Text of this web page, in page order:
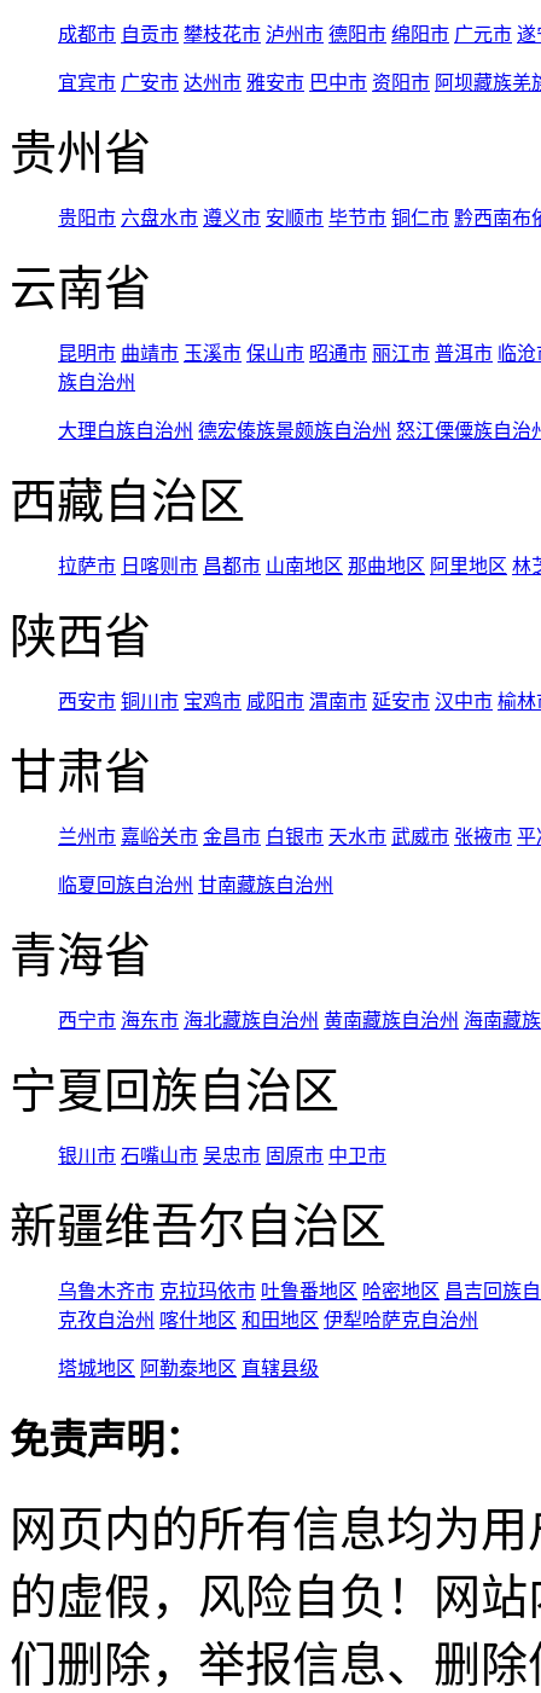
成都市 自贡市 攀枝花市 泸州市 德阳市 绵阳市 广元市 遂
宜宾市 广安市 达州市 雅安市 巴中市 资阳市 阿坝藏族羌
贵州省
贵阳市 六盘水市 遵义市 安顺市 毕节市 铜仁市 黔西南布
云南省
昆明市 曲靖市 玉溪市 保山市 昭通市 丽江市 普洱市 临
族自治州
大理白族自治州 德宏傣族景颇族自治州 怒江傈僳族自治
西藏自治区
拉萨市 日喀则市 昌都市 山南地区 那曲地区 阿里地区 林
陕西省
西安市 铜川市 宝鸡市 咸阳市 渭南市 延安市 汉中市 榆林
甘肃省
兰州市 嘉峪关市 金昌市 白银市 天水市 武威市 张掖市 平
临夏回族自治州 甘南藏族自治州
青海省
西宁市 海东市 海北藏族自治州 黄南藏族自治州 海南藏
宁夏回族自治区
银川市 石嘴山市 吴忠市 固原市 中卫市
新疆维吾尔自治区
乌鲁木齐市 克拉玛依市 吐鲁番地区 哈密地区 昌吉回族
克孜自治州 喀什地区 和田地区 伊犁哈萨克自治州
塔城地区 阿勒泰地区 直辖县级
免责声明：
网页内的所有信息均为
的虚假，风险自负！网
们删除，举报信息、删